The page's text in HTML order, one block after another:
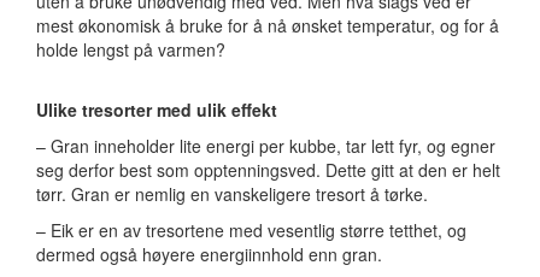
mest økonomisk å bruke for å nå ønsket temperatur, og for å
holde lengst på varmen?
Ulike tresorter med ulik effekt
– Gran inneholder lite energi per kubbe, tar lett fyr, og egner
seg derfor best som opptenningsved. Dette gitt at den er helt
tørr. Gran er nemlig en vanskeligere tresort å tørke.
– Eik er en av tresortene med vesentlig større tetthet, og
dermed også høyere energiinnhold enn gran.